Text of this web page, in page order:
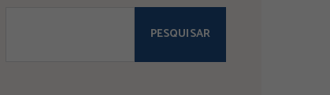
PESQUISAR